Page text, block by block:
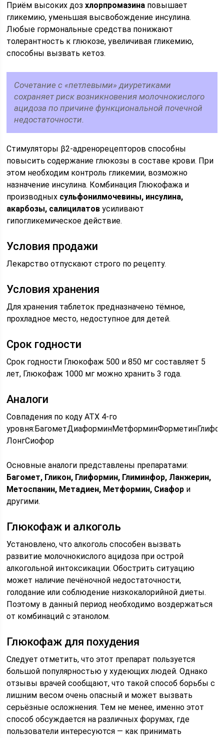
Приём высоких дозхлорпромазина повышает
гликемию, уменьшая высвобождение инсулина.
Любые гормональные средства понижают
толерантность к глюкозе, увеличивая гликемию,
способны вызвать кетоз.
Сочетание с «петлевыми» диуретиками
сохраняет риск возникновения молочнокислого
ацидоза по причине функциональной почечной
недостаточности.
Стимуляторы β2-адренорецепторов способны
повысить содержание глюкозы в составе крови. При
этом необходим контроль гликемии, возможно
назначение инсулина. Комбинация Глюкофажа и
производных сульфонилмочевины, инсулина,
акарбозы, салицилатов усиливают
гипогликемическое действие.
Условия продажи
Лекарство отпускают строго по рецепту.
Условия хранения
Для хранения таблеток предназначено тёмное,
прохладное место, недоступное для детей.
Срок годности
Срок годности Глюкофаж 500 и 850 мг составляет 5
лет, Глюкофаж 1000 мг можно хранить 3 года.
Аналоги
Совпадения по коду АТХ 4-го
уровня:БагометДиаформинМетформинФорметин
ЛонгСиофор
Основные аналоги представлены препаратами:
Багомет, Гликон, Глиформин, Глиминфор, Ланжерин,
Метоспанин, Метадиен, Метформин, Сиафор и
другими.
Глюкофаж и алкоголь
Установлено, что алкоголь способен вызвать
развитие молочнокислого ацидоза при острой
алкогольной интоксикации. Обострить ситуацию
может наличие печёночной недостаточности,
голодание или соблюдение низкокалорийной диеты.
Поэтому в данный период необходимо воздержаться
от комбинаций с этанолом.
Глюкофаж для похудения
Следует отметить, что этот препарат пользуется
большой популярностью у худеющих людей. Однако
отзывы врачей сообщают, что такой способ борьбы с
лишним весом очень опасный и может вызвать
серьёзные осложнения. Тем не менее, именно этот
способ обсуждается на различных форумах, где
пользователи интересуются — как принимать